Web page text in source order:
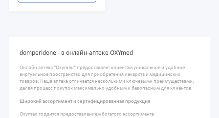
domperidone - в онлайн-аптеке OXYmed
Онлайн аптека "Oxymed" предоставляет клиентам уникальное и удобное
виртуальное пространство для приобретения лекарств и медицинских
товаров. Наша аптека отличается несколькими ключевыми преимуществами,
делая процесс покупок максимально удобным и безопасным для клиентов.
Широкий ассортимент и сертифицированная продукция
Oxymed гордится предоставлением богатого ассортимента